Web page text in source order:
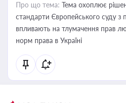
Про що тема: Тема охоплює
стандарти Європейського суду з
впливають на тлумачення прав
норм права в Україні